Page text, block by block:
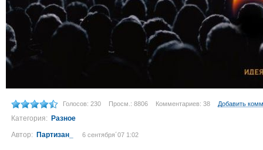
Голосов: 230 Просм.: 8806 Комментариев: 38 Добавить
Категория: Разное
Автор: Партизан_ 6 сентября´07 1:02